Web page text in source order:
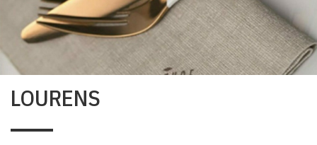
ONZE MERKEN
OVER LOURENS AGENTUREN
CONTACT
LOURENS